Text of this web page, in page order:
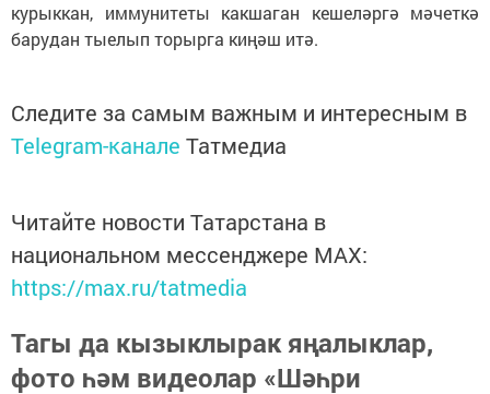
курыккан, иммунитеты какшаган кешеләргә мәчеткә
барудан тыелып торырга киңәш итә.
Следите за самым важным и интересным в
Telegram-канале Татмедиа
Читайте новости Татарстана в
национальном мессенджере MАХ:
https://max.ru/tatmedia
Тагы да кызыклырак яңалыклар,
фото һәм видеолар «Шәһри